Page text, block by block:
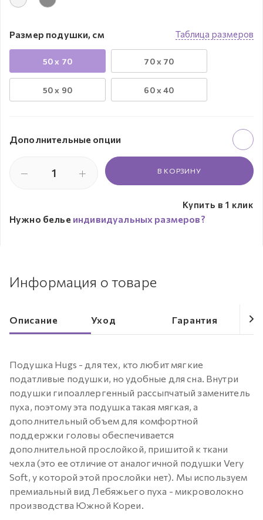
Таблица размеров
Размер подушки, см
50 х 70 70 х 70
50 х 90 60 х 40
Дополнительные опции
В КОРЗИНУ
Купить в 1 клик
Нужно белье индивидуальных размеров?
Информация о товаре
Описание Уход Гарантия
Подушка Hugs - для тех, кто любит мягкие
податливые подушки, но удобные для сна. Внутри
подушки гипоаллергенный рассыпчатый заменитель
пуха, поэтому эта подушка такая мягкая, а
дополнительный объем для комфортной
поддержки головы обеспечивается
дополнительной прослойкой, пришитой к ткани
чехла (это ее отличие от аналогичной подушки Very
Soft, у которой этой прослойки нет). Мы используем
премиальный вид Лебяжьего пуха - микроволокно
производства Южной Кореи.